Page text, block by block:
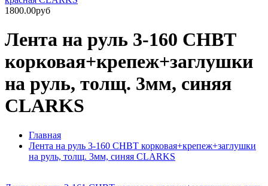
1800.00руб
Лента на руль 3-160 CHBT
корковая+крепеж+заглушки
на руль, толщ. 3мм, синяя
CLARKS
Главная
Лента на руль 3-160 CHBT корковая+крепеж+заглушки
на руль, толщ. 3мм, синяя CLARKS